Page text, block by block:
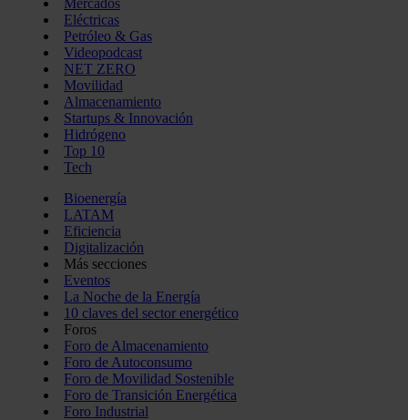
Mercados
Eléctricas
Petróleo & Gas
Videopodcast
NET ZERO
Movilidad
Almacenamiento
Startups & Innovación
Hidrógeno
Top 10
Tech
Bioenergía
LATAM
Eficiencia
Digitalización
Más secciones
Eventos
La Noche de la Energía
10 claves del sector energético
Foros
Foro de Almacenamiento
Foro de Autoconsumo
Foro de Movilidad Sostenible
Foro de Transición Energética
Foro Industrial